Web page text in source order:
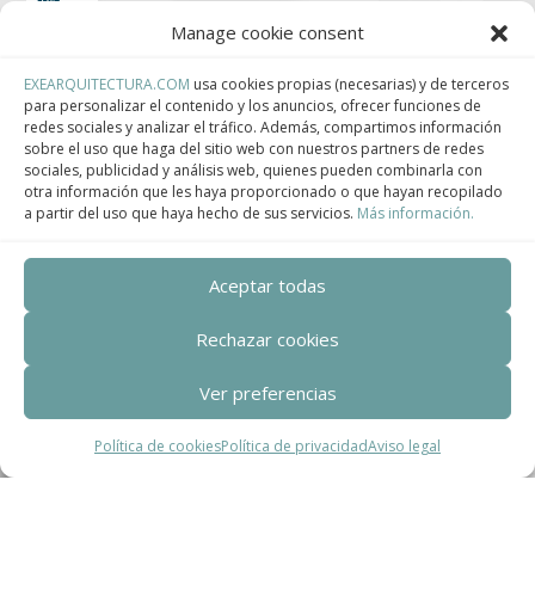
Manage cookie consent
EXEARQUITECTURA.COM usa cookies propias (necesarias) y de terceros
para personalizar el contenido y los anuncios, ofrecer funciones de
redes sociales y analizar el tráfico. Además, compartimos información
sobre el uso que haga del sitio web con nuestros partners de redes
sociales, publicidad y análisis web, quienes pueden combinarla con
otra información que les haya proporcionado o que hayan recopilado
a partir del uso que haya hecho de sus servicios. Más información.
Aceptar todas
Rechazar cookies
Ver preferencias
Política de cookiesPolítica de privacidadAviso legal
Clúster de Construcción Industrializada de Cataluña.
Centro de Innovación Tecnológica en Bioconstrucción y Paisajismo.
Teléfono
+34 932 008 035
Correo electrónico